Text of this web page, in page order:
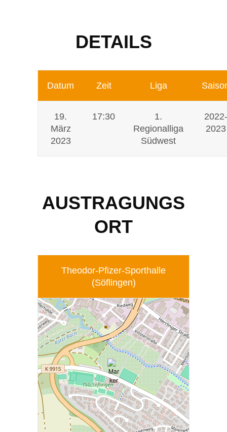
DETAILS
Datum Zeit Liga
19.
März
2023
17:30
1.
Regionalliga
Südwest
2022-
2023
AUSTRAGUNGS
ORT
Theodor-Pfizer-Sporthalle
(Söflingen)